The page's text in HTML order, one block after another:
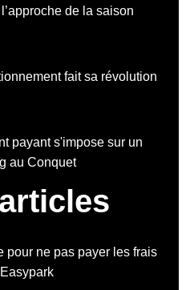
de la saison
fait sa révolution
payant s'impose sur un
au Conquet
pour ne pas payer les frais